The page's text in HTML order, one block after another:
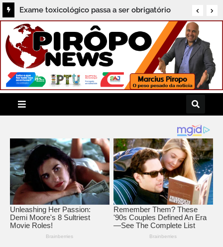
Exame toxicológico passa a ser obrigatório
para primeira CNH na Bahia